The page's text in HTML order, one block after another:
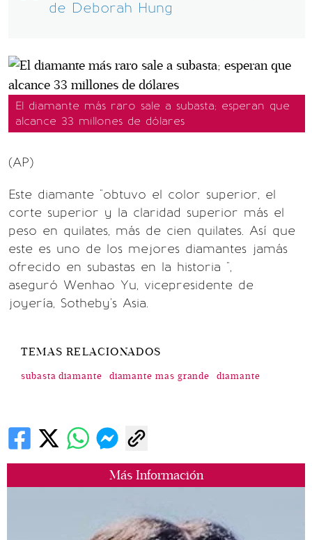
Más Información
de Deborah Hung
El diamante más raro sale a subasta; esperan que
alcance 33 millones de dólares
(AP)
Este diamante "obtuvo el color superior, el
corte superior y la claridad superior más el
peso en quilates, más de cien quilates. Así que
este es uno de los mejores diamantes jamás
ofrecido en subastas en la historia ",
aseguró Wenhao Yu, vicepresidente de
joyería, Sotheby's Asia.
TEMAS RELACIONADOS
subasta diamante diamante mas grande diamante